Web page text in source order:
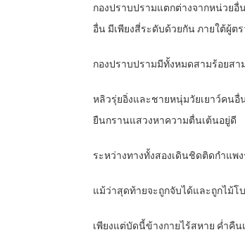
กองปราบปรามแตกต่างจากหน่วย
อื่น มีเพียงสี่ระดับด้วยกัน ภายใต้ผู้ต
กองปราบปรามมีทั้งหมดสามร้อยส
หลิวรุ่ยอิ่งและชายหนุ่มวัยเยาว์คนอื่
ยืนกรานแสวงหาความตื่นเต้นอยู่ดี
ระหว่างทางทั้งสองเดินชิดติดกำแพ
แม้ว่าสุดท้ายจะถูกจับได้และถูกไม้
เพียงแต่บัดนี้ข้างกายไร้สหาย ค่ำคื